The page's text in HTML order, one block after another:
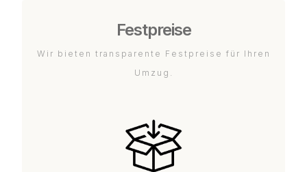
Festpreise
Wir bieten transparente Festpreise für Ihren
Umzug.